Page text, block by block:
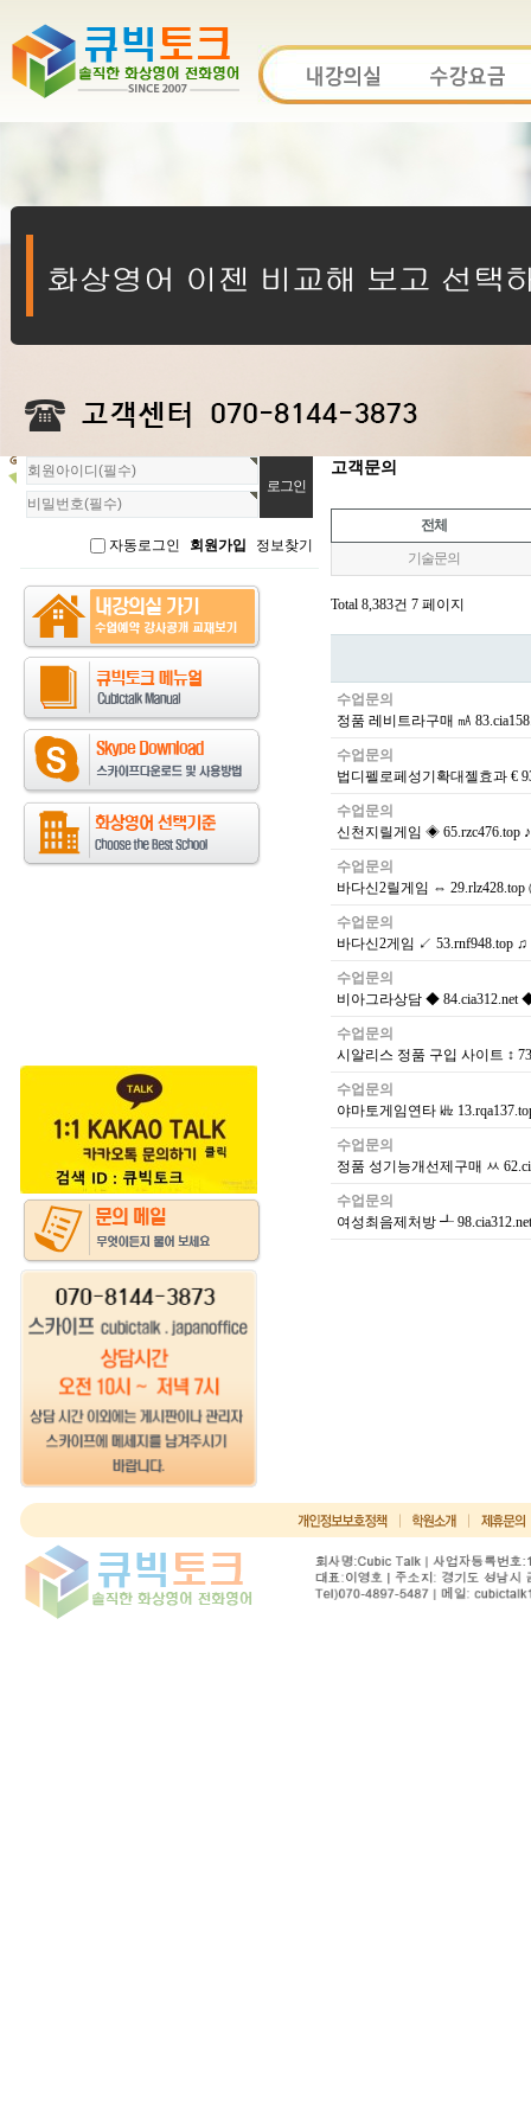
회
원
로
자동로그인 회원가입 정보찾기
고객문의
전체
기술문의
Total 8,383건 7 페이지
수업문의
정품 레비트라구매 ㎃
수업문의
법디펠로페성기확대젤효과 €
수업문의
신천지릴게임 ◈ 65.rzc476.top
수업문의
바다신2릴게임 ⇔
수업문의
바다신2게임 ↙ 53.rnf948.top
수업문의
비아그라상담 ◆
수업문의
시알리스 정품 구입 사이트 ↕
수업문의
야마토게임연타 ㎑
수업문의
정품 성기능개선제구매 ㅆ
수업문의
여성최음제처방 ┹